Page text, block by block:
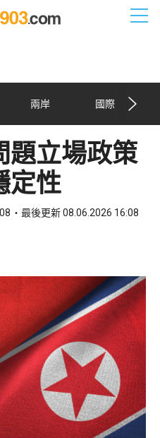
兩岸 國際
題立場政策
定性
最後更新 08.06.2026 16:08